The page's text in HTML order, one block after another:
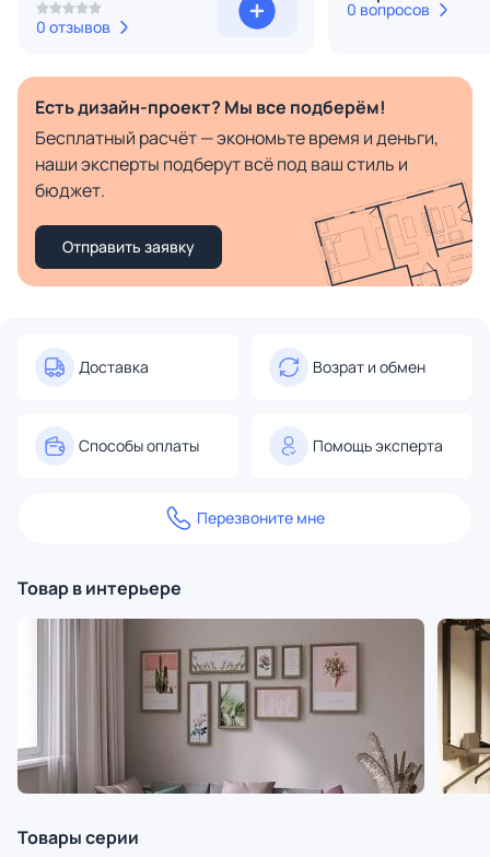
0 отзывов
0 вопросов
Есть дизайн-проект? Мы все подберём!
Бесплатный расчёт — экономьте время и деньги,
наши эксперты подберут всё под ваш стиль и
бюджет.
Отправить заявку
Доставка Возрат и обмен
Способы оплаты Помощь эксперта
Перезвоните мне
Товар в интерьере
Товары серии